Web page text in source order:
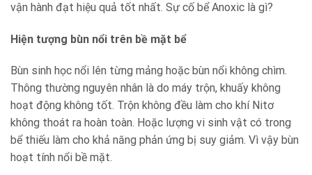
vận hành đạt hiệu quả tốt nhất. Sự cố bể Anoxic là gì?
Hiện tượng bùn nổi trên bề mặt bể
Bùn sinh học nổi lên từng mảng hoặc bùn nổi không chìm.
Thông thường nguyên nhân là do máy trộn, khuấy không
hoạt động không tốt. Trộn không đều làm cho khí Nitơ
không thoát ra hoàn toàn. Hoặc lượng vi sinh vật có trong
bể thiếu làm cho khả năng phản ứng bị suy giảm. Vì vậy bùn
hoạt tính nổi bề mặt.